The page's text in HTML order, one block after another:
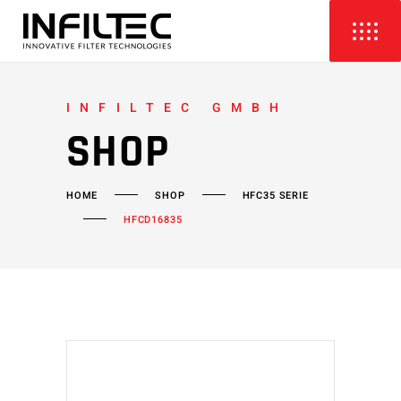
INFILTEC GMBH
SHOP
HOME SHOP
HFC35 SERIE
HFCD16835